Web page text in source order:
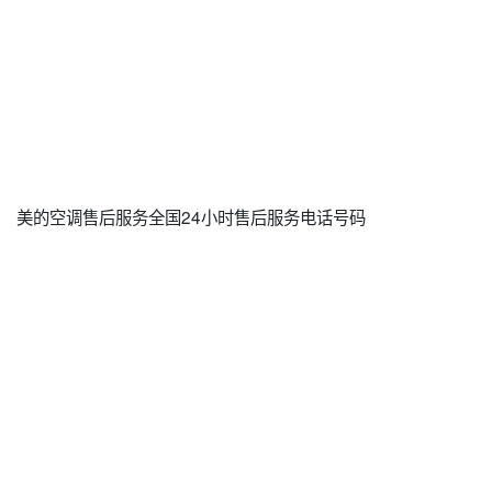
美的空调售后服务全国24小时售后服务电话号码